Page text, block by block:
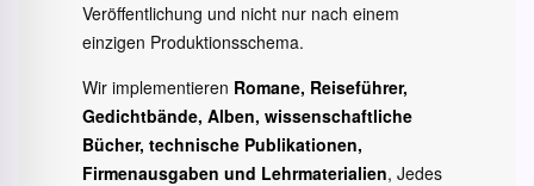
Veröffentlichung und nicht nur nach einem
einzigen Produktionsschema.
Wir implementieren Romane, Reiseführer,
Gedichtbände, Alben, wissenschaftliche
Bücher, technische Publikationen,
Firmenausgaben und Lehrmaterialien, Jedes